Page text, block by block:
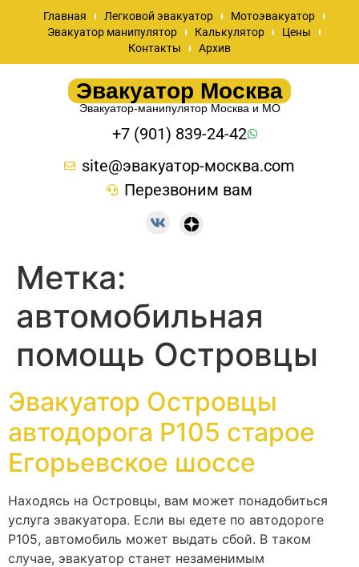
Главная Легковой эвакуатор
Мотоэвакуатор
Эвакуатор манипулятор
Калькулятор
Цены
Контакты
Архив
Эвакуатор Москва
Эвакуатор-манипулятор Москва и МО
+7 (901) 839-24-42
site@эвакуатор-москва.com
Перезвоним вам
Метка:
автомобильная
помощь Островцы
Эвакуатор Островцы
автодорога Р105 старое
Егорьевское шоссе
Находясь на Островцы, вам может понадобиться
услуга эвакуатора. Если вы едете по автодороге
Р105, автомобиль может выдать сбой. В таком
случае, эвакуатор станет незаменимым